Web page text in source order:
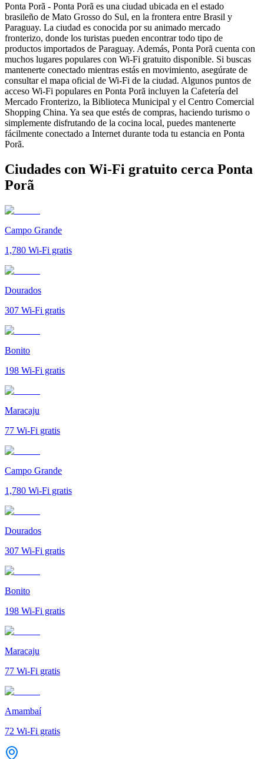
Ponta Porã - Ponta Porã es una ciudad ubicada en el estado
brasileño de Mato Grosso do Sul, en la frontera entre Brasil y
Paraguay. La ciudad es conocida por su animado mercado
fronterizo, donde los turistas pueden encontrar todo tipo de
productos importados de Paraguay. Además, Ponta Porã cuenta con
muchos lugares populares con Wi-Fi gratuito disponible. Si buscas
mantenerte conectado mientras estás en movimiento, asegúrate de
consultar el mapa oficial de Wi-Fi de la ciudad. Algunos puntos de
acceso Wi-Fi populares en Ponta Porã incluyen la Cafetería del
Mercado Fronterizo, la Biblioteca Municipal y el Centro Comercial
Shopping China. Ya sea que estés de compras, haciendo turismo o
simplemente disfrutando de la cocina local, puedes mantenerte
fácilmente conectado a Internet durante toda tu estancia en Ponta
Porã.
Ciudades con Wi-Fi gratuito cerca Ponta
Porã
Campo Grande
1,780 Wi-Fi gratis
Dourados
307 Wi-Fi gratis
Bonito
198 Wi-Fi gratis
Maracaju
77 Wi-Fi gratis
Campo Grande
1,780 Wi-Fi gratis
Dourados
307 Wi-Fi gratis
Bonito
198 Wi-Fi gratis
Maracaju
77 Wi-Fi gratis
Amambaí
72 Wi-Fi gratis